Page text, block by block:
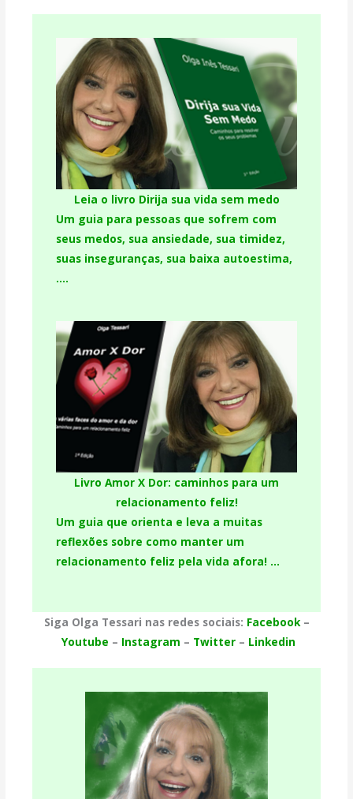
Leia o livro Dirija sua vida sem medo
Um guia para pessoas que sofrem com
seus medos, sua ansiedade, sua timidez,
suas inseguranças, sua baixa autoestima,
….
Livro Amor X Dor: caminhos para um
relacionamento feliz!
Um guia que orienta e leva a muitas
reflexões sobre como manter um
relacionamento feliz pela vida afora! …
Siga Olga Tessari nas redes sociais: Facebook–
Youtube – Instagram – Twitter– Linkedin